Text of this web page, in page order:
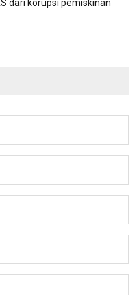
dari korupsi pemiskinan